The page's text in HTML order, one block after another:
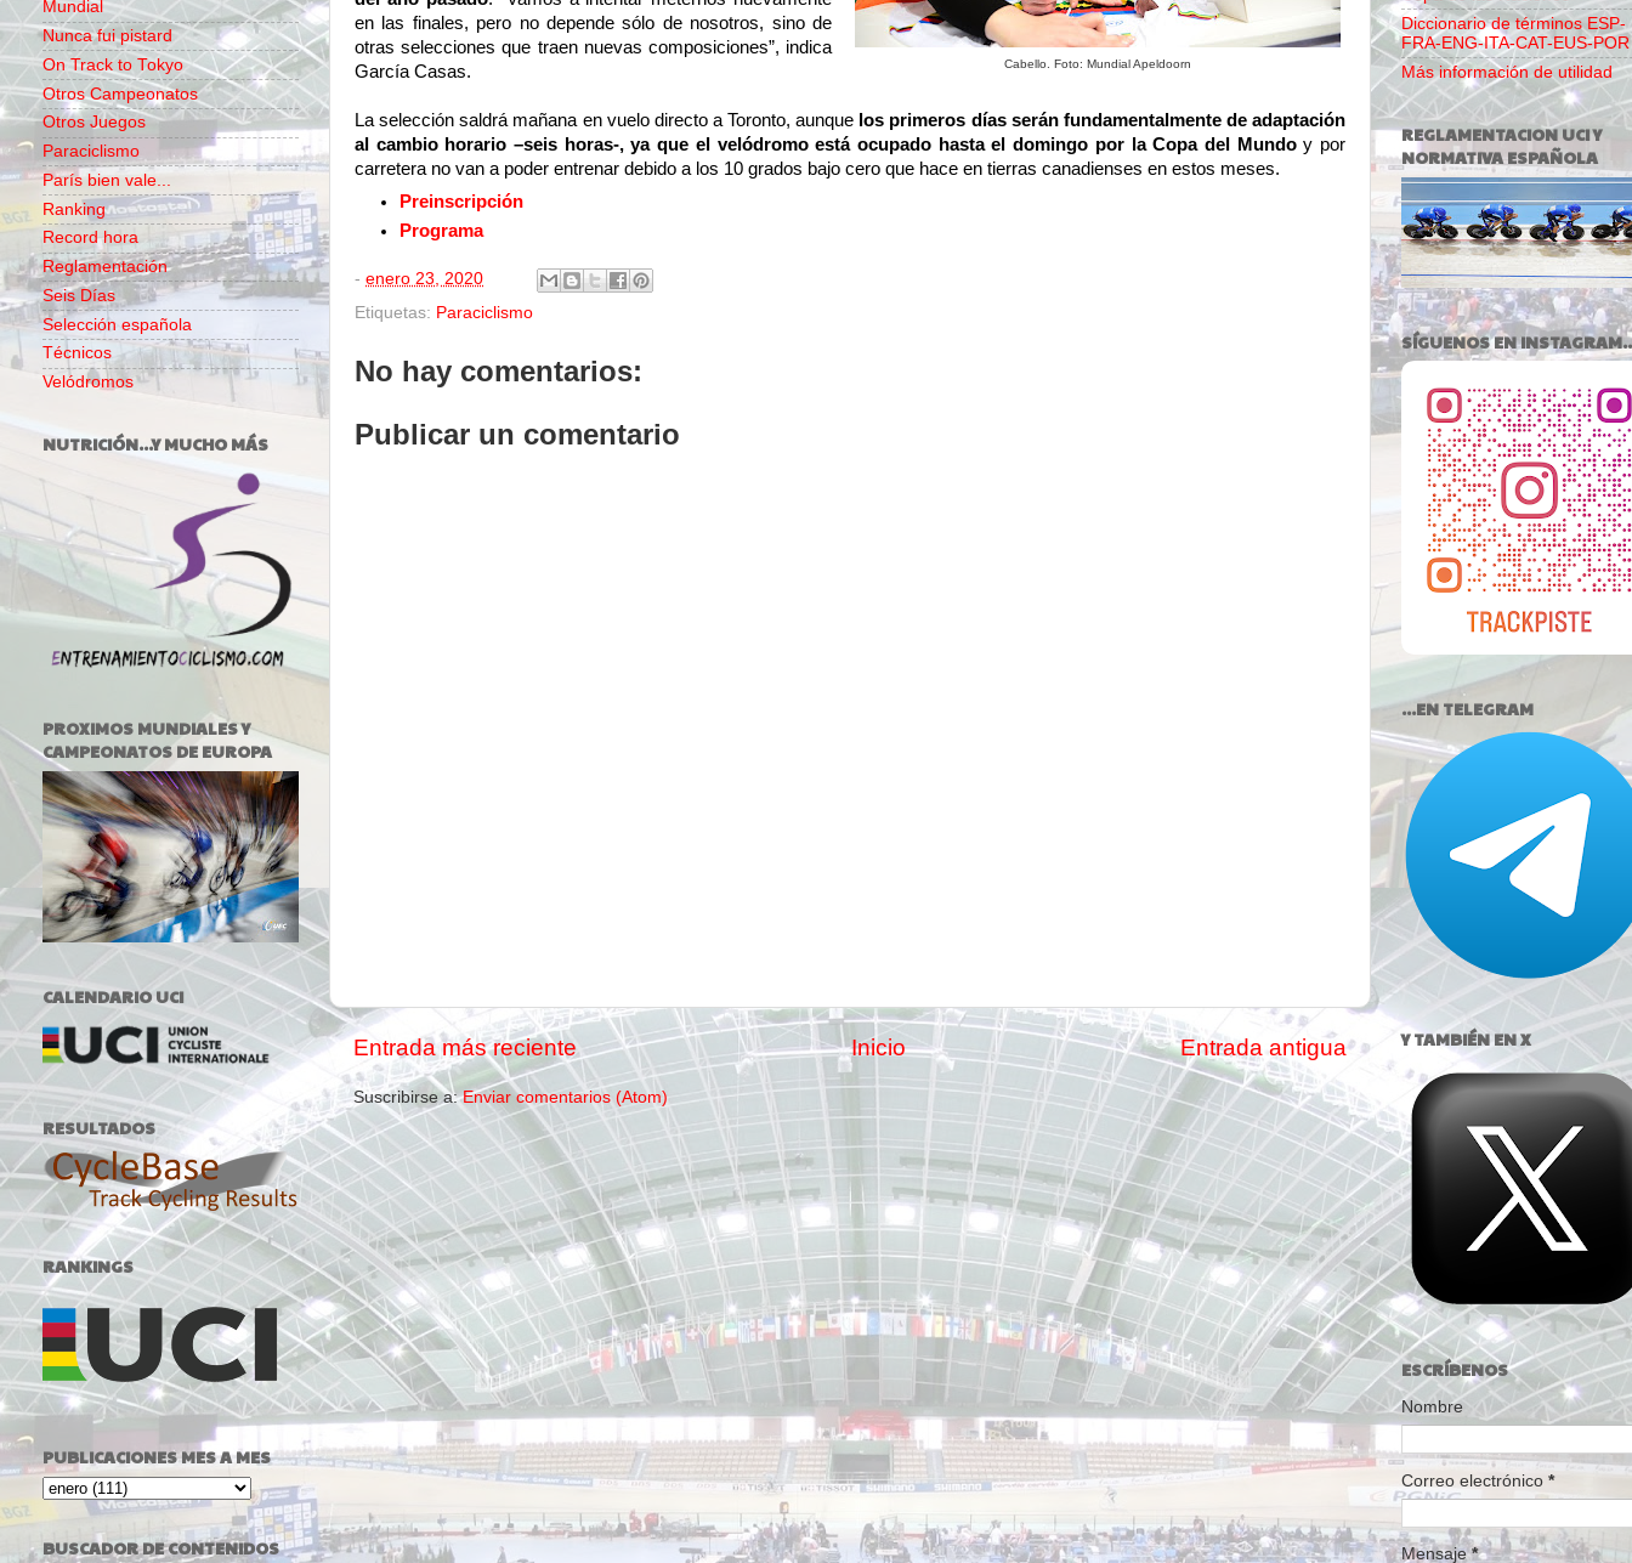
Cabello. Foto: Mundial Apeldoorn
en las finales, pero no depende sólo de nosotros, sino de
otras selecciones que traen nuevas composiciones”, indica
García Casas.
La selección saldrá mañana en vuelo directo a Toronto, aunque los primeros días serán fundamentalmente de adaptación
al cambio horario –seis horas-, ya que el velódromo está ocupado hasta el domingo por la Copa del Mundoy por
carretera no van a poder entrenar debido a los 10 grados bajo cero que hace en tierras canadienses en estos meses.
Preinscripción
Programa
- enero 23, 2020
Etiquetas: Paraciclismo
No hay comentarios:
Publicar un comentario
Entrada más reciente Entrada antigua
Inicio
Suscribirse a:Enviar comentarios (Atom)
Mundial
Nunca fui pistard
On Track to Tokyo
Otros Campeonatos
Otros Juegos
Paraciclismo
París bien vale...
Ranking
Record hora
Reglamentación
Seis Días
Selección española
Técnicos
Velódromos
NUTRICIÓN...Y MUCHO MÁS
PROXIMOS MUNDIALES Y
CAMPEONATOS DE EUROPA
CALENDARIO UCI
RESULTADOS
RANKINGS
PUBLICACIONES MES A MES
BUSCADOR DE CONTENIDOS
Diccionario de términos ESP-
FRA-ENG-ITA-CAT-EUS-POR
Más información de utilidad
REGLAMENTACION UCI Y
NORMATIVA ESPAÑOLA
SÍGUENOS EN
...EN TELEGRAM
Y TAMBIÉN EN X
ESCRÍBENOS
Nombre
Correo electrónico *
Mensaje*